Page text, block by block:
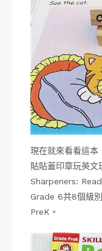
現在就來看看這本
貼貼蓋印章玩英文
Sharpeners:
Grade 6共8個級
PreK。